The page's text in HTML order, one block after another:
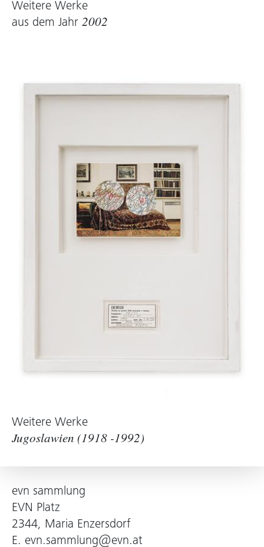
Weitere Werke
aus dem Jahr 2002
Weitere Werke
Jugoslawien (1918 -1992)
evn sammlung
EVN Platz
2344, Maria Enzersdorf
E. evn.sammlung@evn.at